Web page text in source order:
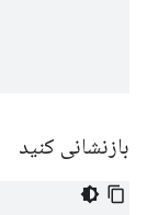
بازنشانی کنید